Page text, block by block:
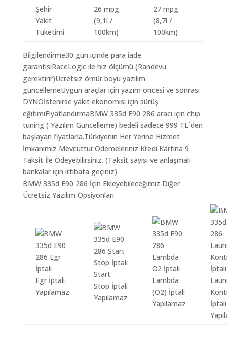
Şehir
Yakıt
Tüketimi
26 mpg
(9,1l /
100km)
27 mpg
(8,7l /
100km)
Bilgilendirme30 gun içinde para iade
garantisiRaceLogic ile hız ölçümü (Randevu
gerektirir)Ücretsiz ömür boyu yazılım
güncellemeUygun araçlar için yazım öncesi ve sonrası
DYNOİstenirse yakıt ekonomisi için sürüş
eğitimiFiyatlandırmaBMW 335d E90 286 aracı için chip
tuning ( Yazılım Güncelleme) bedeli sadece 999 TL`den
başlayan fiyatlarla.Türkiyenin Her Yerine Hizmet
İmkanımız Mevcuttur.Ödemeleriniz Kredi Kartına 9
Taksit İle Ödeyebilirsiniz. (Taksit sayısı ve anlaşmalı
bankalar için irtibata geçiniz)
BMW 335d E90 286 İçin Ekleyebileceğimiz Diğer
Ücretsiz Yazılım Opsiyonları
Egr İptali
Yapılamaz
Start
Stop İptali
Yapılamaz
Lambda
(O2) İptali
Yapılamaz
İptali